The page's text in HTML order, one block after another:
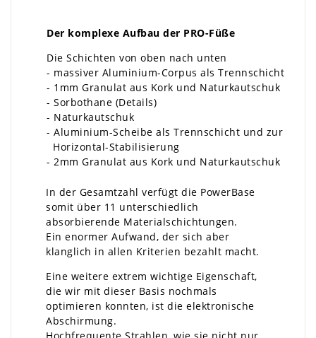
Der komplexe Aufbau der PRO-Füße
Die Schichten von oben nach unten
- massiver Aluminium-Corpus als Trennschicht
- 1mm Granulat aus Kork und Naturkautschuk
- Sorbothane (Details)
- Naturkautschuk
- Aluminium-Scheibe als Trennschicht und zur
Horizontal-Stabilisierung
- 2mm Granulat aus Kork und Naturkautschuk
In der Gesamtzahl verfügt die PowerBase
somit über 11 unterschiedlich
absorbierende Materialschichtungen.
Ein enormer Aufwand, der sich aber
klanglich in allen Kriterien bezahlt macht.
Eine weitere extrem wichtige Eigenschaft,
die wir mit dieser Basis nochmals
optimieren konnten, ist die elektronische
Abschirmung.
Hochfrequente Strahlen, wie sie nicht nur